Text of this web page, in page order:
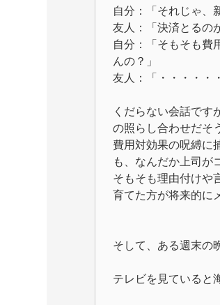
自分：「それじゃ、
友人：「決済とるの
自分：「そもそも費
んの？」
友人：「・・・・・
くだらない会話です
の照らし合わせだそ
費用対効果の呪縛に
も、なんだか上司が
そもそも理由付けや
育てた方が将来的に
そして、ある週末の
テレビを見ていると